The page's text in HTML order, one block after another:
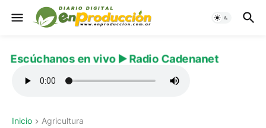
Escúchanos en vivo ▶️ Radio Cadenanet
Inicio Agricultura